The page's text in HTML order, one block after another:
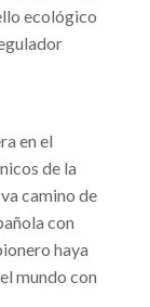
ecológico
en el
de la
camino de
con
haya
mundo con